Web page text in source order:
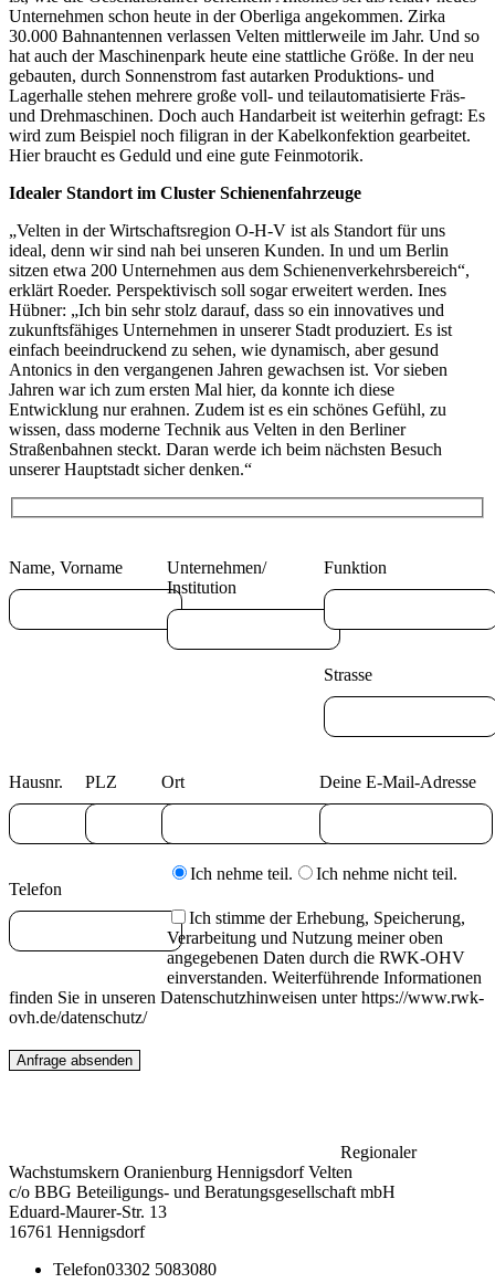
Unternehmen schon heute in der Oberliga angekommen. Zirka
30.000 Bahnantennen verlassen Velten mittlerweile im Jahr. Und so
hat auch der Maschinenpark heute eine stattliche Größe. In der neu
gebauten, durch Sonnenstrom fast autarken Produktions- und
Lagerhalle stehen mehrere große voll- und teilautomatisierte Fräs-
und Drehmaschinen. Doch auch Handarbeit ist weiterhin gefragt: Es
wird zum Beispiel noch filigran in der Kabelkonfektion gearbeitet.
Hier braucht es Geduld und eine gute Feinmotorik.
Idealer Standort im Cluster Schienenfahrzeuge
„Velten in der Wirtschaftsregion O-H-V ist als Standort für uns
ideal, denn wir sind nah bei unseren Kunden. In und um Berlin
sitzen etwa 200 Unternehmen aus dem Schienenverkehrsbereich“,
erklärt Roeder. Perspektivisch soll sogar erweitert werden. Ines
Hübner: „Ich bin sehr stolz darauf, dass so ein innovatives und
zukunftsfähiges Unternehmen in unserer Stadt produziert. Es ist
einfach beeindruckend zu sehen, wie dynamisch, aber gesund
Antonics in den vergangenen Jahren gewachsen ist. Vor sieben
Jahren war ich zum ersten Mal hier, da konnte ich diese
Entwicklung nur erahnen. Zudem ist es ein schönes Gefühl, zu
wissen, dass moderne Technik aus Velten in den Berliner
Straßenbahnen steckt. Daran werde ich beim nächsten Besuch
unserer Hauptstadt sicher denken.“
Name, Vorname
Unternehmen/
Institution
Funktion
Strasse
Hausnr. PLZ Ort Deine E-Mail-Adresse
Telefon
Ich nehme teil. Ich nehme nicht teil.
Ich stimme der Erhebung, Speicherung,
Verarbeitung und Nutzung meiner oben
angegebenen Daten durch die RWK-OHV
einverstanden. Weiterführende Informationen
finden Sie in unseren Datenschutzhinweisen unter https://www.rwk-
ovh.de/datenschutz/
Regionaler
Wachstumskern Oranienburg Hennigsdorf Velten
c/o BBG Beteiligungs- und Beratungsgesellschaft mbH
Eduard-Maurer-Str. 13
16761 Hennigsdorf
Telefon03302 5083080